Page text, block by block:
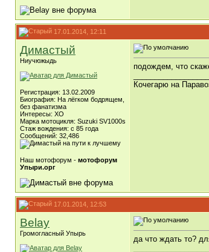
17.01.2014, 12:11
Димастый
Ниучюжыдь
Регистрация: 13.02.2009
Биография: На лёгком бодрящем,
без фанатизма
Интересы: ХО
Марка мотоцикля: Suzuki SV1000s
Стаж вождения: с 85 года
Сообщений: 32,486
Наш мотофорум - мотофорум
Упыри.орг
подождем, что
Кочегарю на
17.01.2014, 12:53
Belay
Громогласный Упырь
да что ждать то?